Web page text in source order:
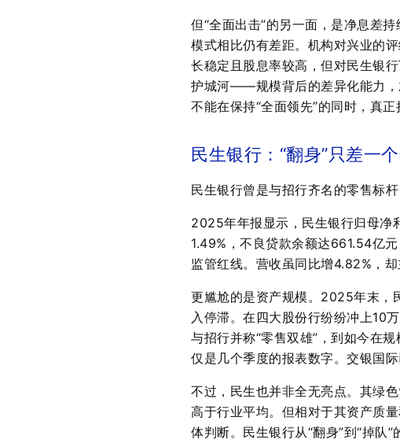
但“全面出击”的另一面，是净息差
模式相比仍有差距。机构对兴业的
长稳定且股息率较高，但对民生银
护城河——规模背后的差异化能力，
不能在保持“全面领先”的同时，真
民生银行：“翻身”只差一
民生银行曾是与招行齐名的零售标
2025年年报显示，民生银行归母
1.49%，不良贷款余额达661.54亿
监管红线。营收虽同比增4.82%，
更尴尬的是资产规模。2025年末，
入停滞。在四大股份行纷纷冲上10
与招行并称“零售双雄”，到如今在
仅是几个季度的报表数字。交银国
不过，民生也并非全无亮点。其绿
高于行业平均。但相对于其资产质
体判断。民生银行从“翻身”到“掉